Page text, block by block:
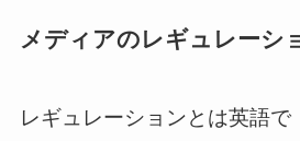
メディアのレギュレーシ
レギュレーションとは英語で